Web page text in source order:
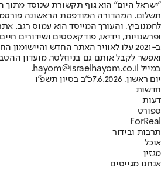
"ישראל היום" הוא גוף תקשורת שנוסד מתוך
ופרשנויות, וידיאו, פודקאסטים ושידורים
ב-2021 עלו לאוויר האתר החדש
ואפשר לקבל אותם גם בניוזלטר. מועדון
במייל hayom@israelhayom.co.il.
יום ראשון, 7.6.2026
כ"ב בסיון תשפ"ו
חדשות
דעות
ספורט
ForReal
תרבות ובידור
אוכל
מגזין
אנחנו מגייסים